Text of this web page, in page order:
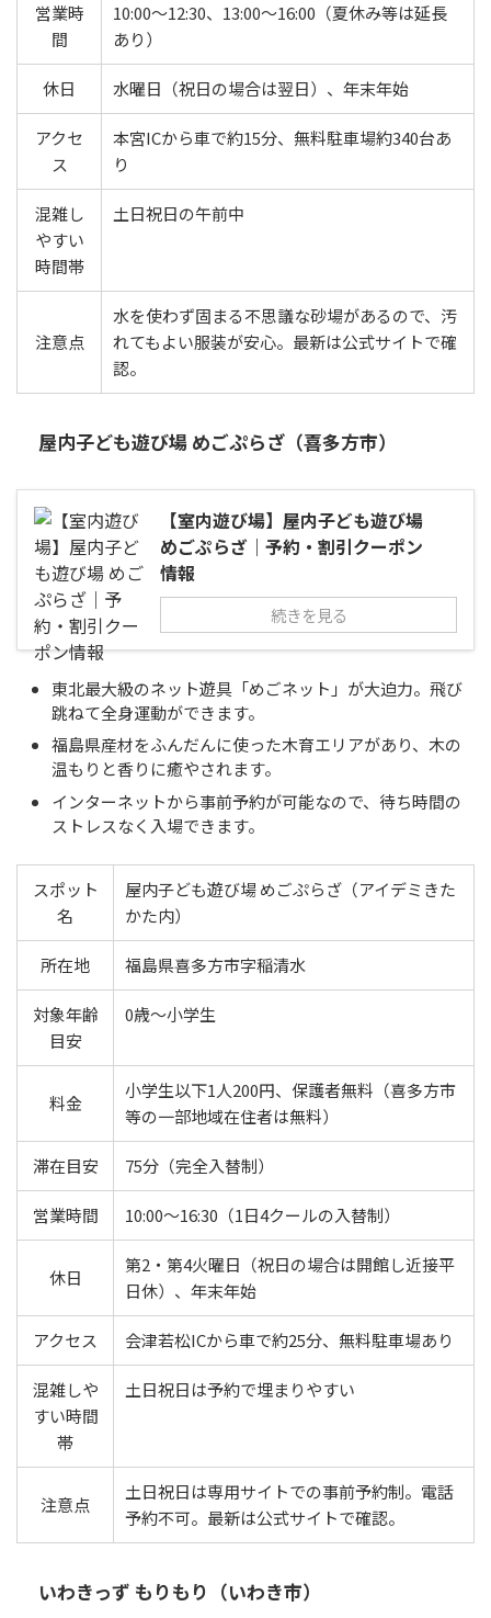
営業時
間
10:00〜12:30、13:00〜16:00（夏休み等は延長
あり）
休日 水曜日（祝日の場合は翌日）、年末年始
アクセ
ス
本宮ICから車で約15分、無料駐車場約340台あ
り
混雑し
やすい
時間帯
土日祝日の午前中
注意点
水を使わず固まる不思議な砂場があるので、汚
れてもよい服装が安心。最新は公式サイトで確
認。
屋内子ども遊び場 めごぷらざ（喜多方市）
【室内遊び場】屋内子ども遊び場
めごぷらざ｜予約・割引クーポン
情報
続きを見る
東北最大級のネット遊具「めごネット」が大迫力。飛び
跳ねて全身運動ができます。
福島県産材をふんだんに使った木育エリアがあり、木の
温もりと香りに癒やされます。
インターネットから事前予約が可能なので、待ち時間の
ストレスなく入場できます。
スポット
名
屋内子ども遊び場 めごぷらざ（アイデミきた
かた内）
所在地 福島県喜多方市字稲清水
対象年齢
目安
0歳〜小学生
料金
小学生以下1人200円、保護者無料（喜多方市
等の一部地域在住者は無料）
滞在目安 75分（完全入替制）
営業時間 10:00〜16:30（1日4クールの入替制）
休日
第2・第4火曜日（祝日の場合は開館し近接平
日休）、年末年始
アクセス 会津若松ICから車で約25分、無料駐車場あり
混雑しや
すい時間
帯
土日祝日は予約で埋まりやすい
注意点
土日祝日は専用サイトでの事前予約制。電話
予約不可。最新は公式サイトで確認。
いわきっず もりもり（いわき市）